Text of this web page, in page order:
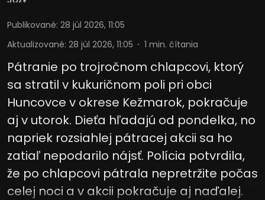
Publikované: 28 júl 2026, 11:05
Aktualizované: 28 júl 2026, 11:05 1 min. čítania
Pátranie po trojročnom chlapcovi, ktorý
sa stratil v kukuričnom poli pri obci
Huncovce v okrese Kežmarok, pokračuje
aj v utorok. Dieťa hľadajú od pondelka, no
napriek rozsiahlej pátracej akcii sa ho
zatiaľ nepodarilo nájsť. Polícia potvrdila,
že po chlapcovi pátrala nepretržite počas
celej noci a v akcii pokračuje aj naďalej.